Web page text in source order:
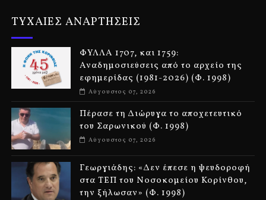
ΤΥΧΑΙΕΣ ΑΝΑΡΤΗΣΕΙΣ
ΦΥΛΛΑ 1707, και 1759:
Αναδημοσιεύσεις από το αρχείο της
εφημερίδας (1981-2026) (Φ. 1998)
Αύγουστος 07, 2026
Πέρασε τη Διώρυγα το αποχετευτικό
του Σαρωνικού (Φ. 1998)
Αύγουστος 07, 2026
Γεωργιάδης: «Δεν έπεσε η ψευδοροφή
στα ΤΕΠ του Νοσοκομείου Κορίνθου,
την ξήλωσαν» (Φ. 1998)